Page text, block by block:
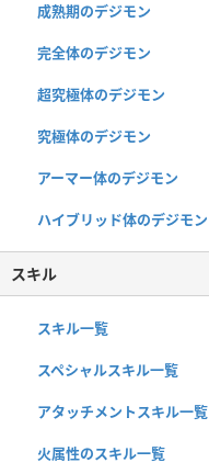
成熟期のデジモン
完全体のデジモン
超究極体のデジモン
究極体のデジモン
アーマー体のデジモン
ハイブリッド体のデジモン
スキル
スキル一覧
スペシャルスキル一覧
アタッチメントスキル一覧
火属性のスキル一覧